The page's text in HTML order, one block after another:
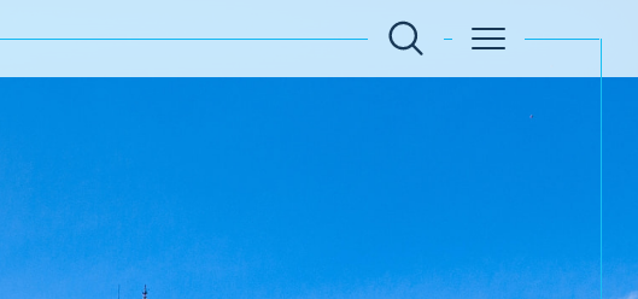
Réinitialiser les filtres